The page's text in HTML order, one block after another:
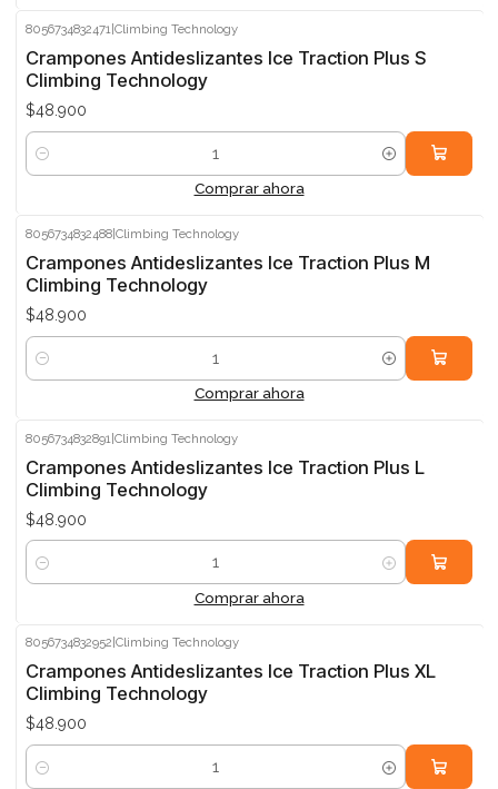
8056734832471 |Climbing Technology
Crampones Antideslizantes Ice Traction Plus S
Climbing Technology
$48.900
Cantidad
Comprar ahora
8056734832488 |Climbing Technology
Crampones Antideslizantes Ice Traction Plus M
Climbing Technology
$48.900
Cantidad
Comprar ahora
8056734832891 |Climbing Technology
Crampones Antideslizantes Ice Traction Plus L
Climbing Technology
$48.900
Cantidad
Comprar ahora
8056734832952 |Climbing Technology
Crampones Antideslizantes Ice Traction Plus XL
Climbing Technology
$48.900
Cantidad